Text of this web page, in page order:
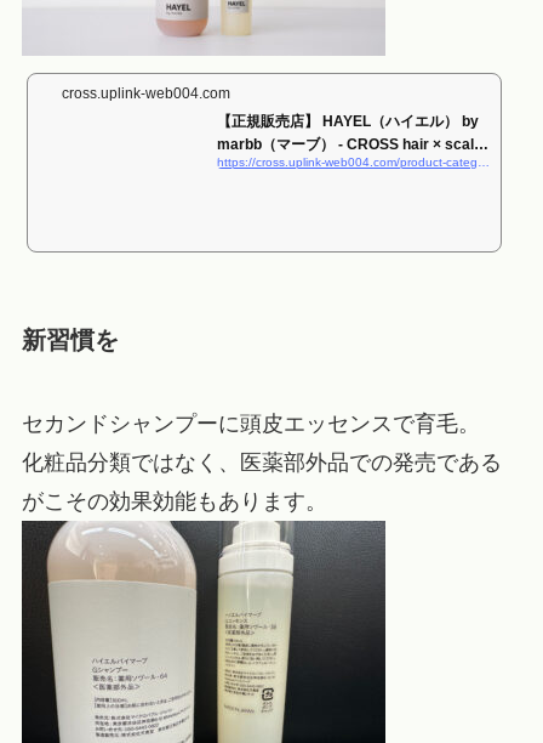
cross.uplink-web004.com
【正規販売店】 HAYEL（ハイエル） by
marbb（マーブ） - CROSS hair × scalp
オン...
新習慣を
セカンドシャンプーに頭皮エッセンスで育毛。
化粧品分類ではなく、医薬部外品での発売である
がこその効果効能もあります。